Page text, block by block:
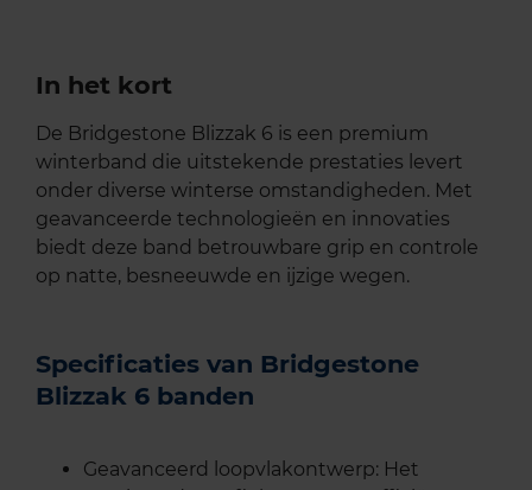
In het kort
De Bridgestone Blizzak 6 is een premium
winterband die uitstekende prestaties levert
onder diverse winterse omstandigheden. Met
geavanceerde technologieën en innovaties
biedt deze band betrouwbare grip en controle
op natte, besneeuwde en ijzige wegen.
Specificaties van Bridgestone
Blizzak 6 banden
Geavanceerd loopvlakontwerp: Het